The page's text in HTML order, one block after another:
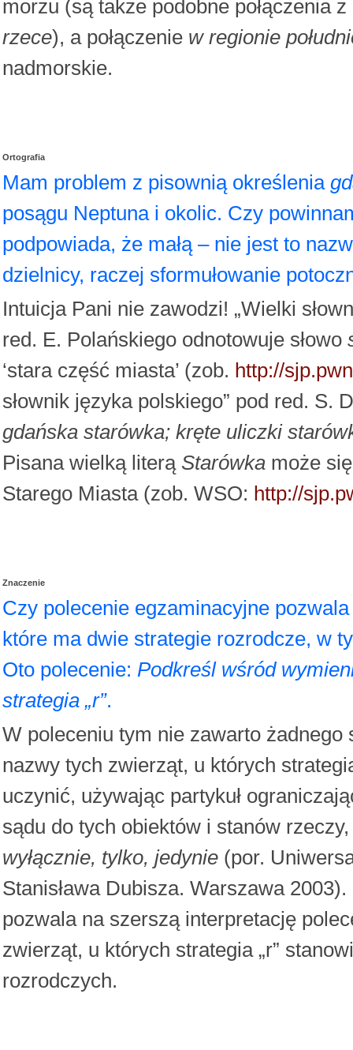
morzu (są także podobne połączenia
rzece), a połączenie w regionie
nadmorskie.
Ortografia
Mam problem z pisownią określenia
posągu Neptuna i okolic. Czy
podpowiada, że małą – nie jest to
dzielnicy, raczej sformułowanie
Intuicja Pani nie zawodzi! „Wielki
red. E. Polańskiego odnotowuje słowo
‘stara część miasta’ (zob. http://
słownik języka polskiego” pod red. S.
gdańska starówka; kręte uliczki
Pisana wielką literą Starówka może
Starego Miasta (zob. WSO: http://
Znaczenie
Czy polecenie egzaminacyjne
które ma dwie strategie rozrodcze, w
Oto polecenie: Podkreśl wśród
strategia „r”.
W poleceniu tym nie zawarto żadnego
nazwy tych zwierząt, u których
uczynić, używając partykuł
sądu do tych obiektów i stanów
wyłącznie, tylko, jedynie (por.
Stanisława Dubisza. Warszawa
pozwala na szerszą interpretację
zwierząt, u których strategia „r”
rozrodczych.